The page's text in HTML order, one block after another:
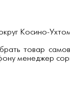
Косино-
товар
менеджер